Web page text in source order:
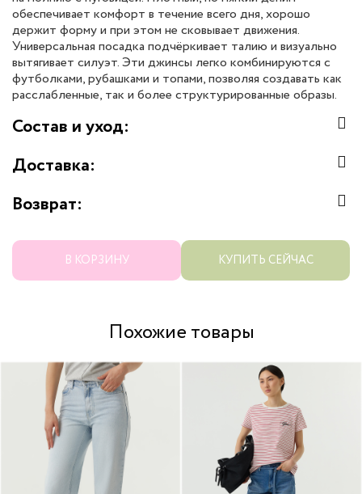
В КОРЗИНУ КУПИТЬ СЕЙЧАС
обеспечивает комфорт в течение всего дня, хорошо
держит форму и при этом не сковывает движения.
Универсальная посадка подчёркивает талию и визуально
вытягивает силуэт. Эти джинсы легко комбинируются с
футболками, рубашками и топами, позволяя создавать как
расслабленные, так и более структурированные образы.
Состав и уход:
Доставка:
Возврат:
Похожие товары